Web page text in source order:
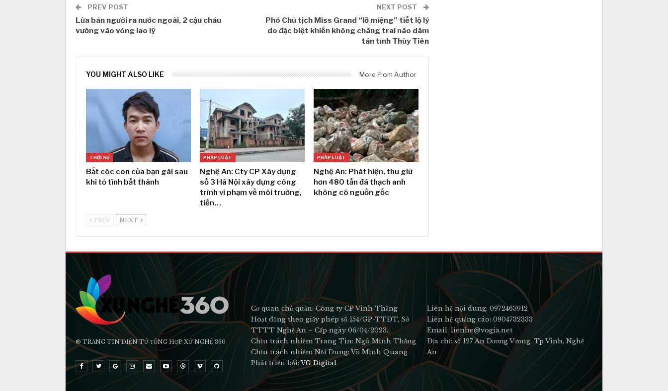
PREV POST
Lừa bán người ra nước ngoài, 2 cậu cháu
vướng vào vòng lao lý
NEXT POST
Phó Chủ tịch Miss Grand “lỡ miệng” tiết lộ lý
do đặc biệt khiến không chàng trai nào dám
tán tỉnh Thùy Tiên
YOU MIGHT ALSO LIKE More From Author
THỜI SỰ
Bắt cóc con của bạn gái sau
khi tỏ tình bất thành
PHÁP LUẬT
Nghệ An: Cty CP Xây dựng
số 3 Hà Nội xây dựng công
trình vi phạm về môi trường,
tiến…
PHÁP LUẬT
Nghệ An: Phát hiện, thu giữ
hơn 480 tấn đá thạch anh
không có nguồn gốc
PREV NEXT
® TRANG TIN ĐIỆN TỬ ТỔNG HỢP XỨ NGHỆ 360
Cơ quan chủ quản: Công ty CP Vinh Thắng
Hoạt động theo giấy phép số 154/GP-TTĐT, Sở
TTTT Nghệ An – Cấp ngày 06/04/2023.
Chịu trách nhiệm Trang Tin: Ngô Minh Thắng
Chịu trách nhiệm Nội Dung: Võ Minh Quang
Phát triển bởi:VG Digital
Liên hệ nội dung: 0972463912
Liên hệ quảng cáo: 0904732333
Email: lienhe@vogia.net
Địa chỉ: số 127 An Dương Vương, Tp Vinh, Nghệ
An